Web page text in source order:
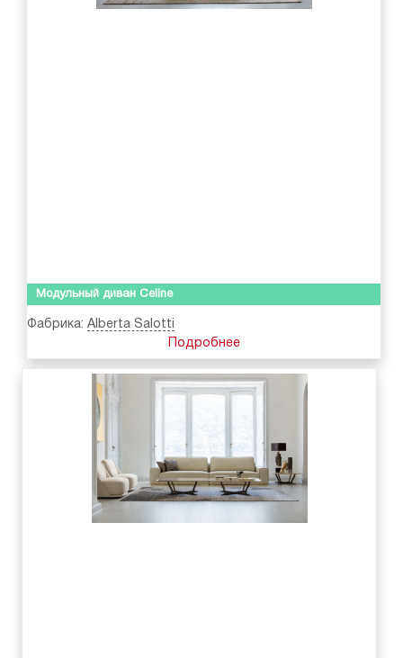
Модульный диван Celine
Фабрика: Alberta Salotti
Подробнее